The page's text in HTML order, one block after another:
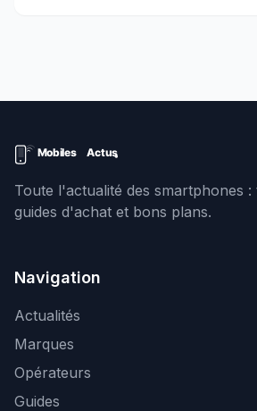
Toute l'actualité des smartphones
guides d'achat et bons plans.
Navigation
Actualités
Marques
Opérateurs
Guides